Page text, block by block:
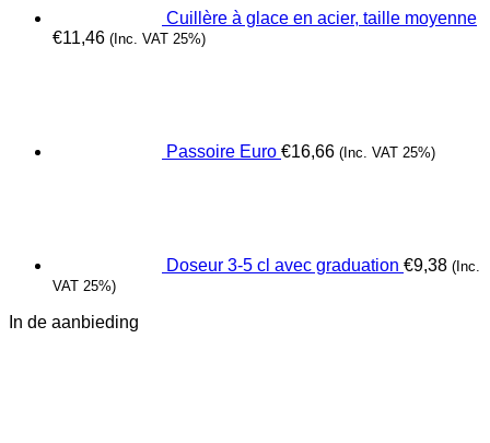
Cuillère à glace en acier, taille moyenne
€11,46 (Inc. VAT 25%)
Passoire Euro €16,66 (Inc. VAT 25%)
Doseur 3-5 cl avec graduation €9,38 (Inc.
VAT 25%)
In de aanbieding